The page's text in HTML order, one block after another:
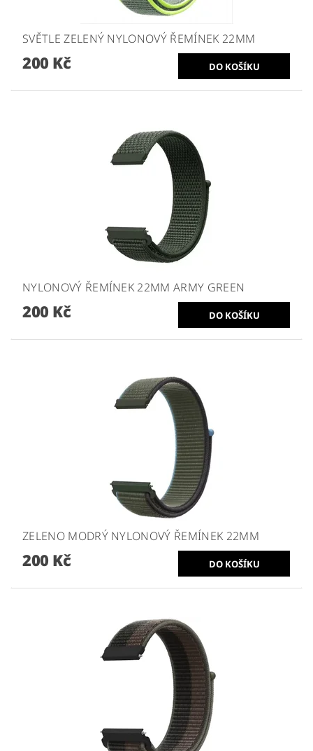
SVĚTLE ZELENÝ NYLONOVÝ ŘEMÍNEK 22MM
200 Kč
NYLONOVÝ ŘEMÍNEK 22MM ARMY GREEN
200 Kč
ZELENO MODRÝ NYLONOVÝ ŘEMÍNEK 22MM
200 Kč